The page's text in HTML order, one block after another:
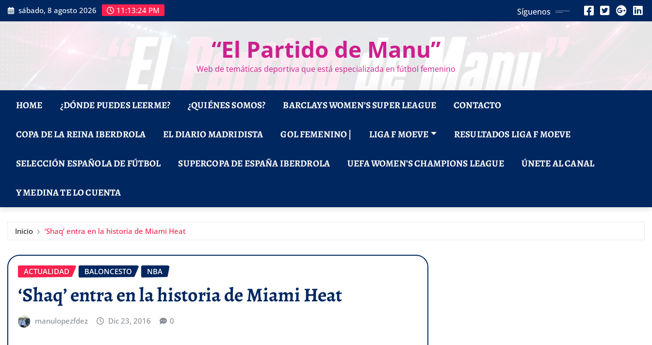
Saltar
al
sábado, 8 agosto 2026 11:13:25 PM Síguenos
“El Partido de Manu”
Web de temáticas deportiva que está especializada en fútbol femenino
HOME ¿DÓNDE PUEDES LEERME? ¿QUIÉNES SOMOS? BARCLAYS WOMEN’S SUPER LEAGUE CONTACTO
COPA DE LA REINA IBERDROLA EL DIARIO MADRIDISTA GOL FEMENINO | LIGA F MOEVE RESULTADOS LIGA F MOEVE
SELECCIÓN ESPAÑOLA DE FÚTBOL SUPERCOPA DE ESPAÑA IBERDROLA UEFA WOMEN’S CHAMPIONS LEAGUE ÚNETE AL CANAL
Y MEDINA TE LO CUENTA
Inicio ‘Shaq’ entra en la historia de Miami Heat
ACTUALIDAD BALONCESTO NBA
‘Shaq’ entra en la historia de Miami Heat
manulopezfdez Dic 23, 2016 0